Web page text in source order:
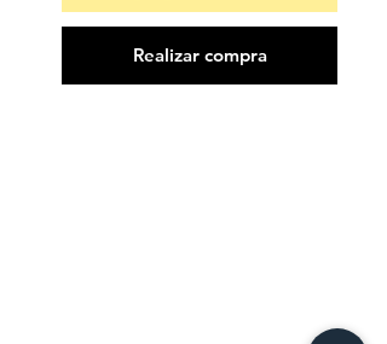
Realizar compra